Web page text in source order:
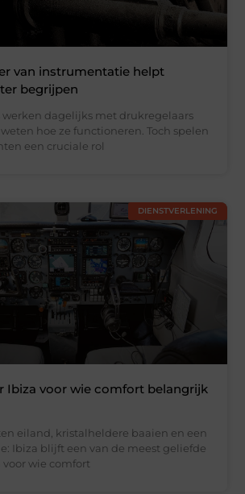
van instrumentatie helpt
begrijpen
werken dagelijks met drukregelaars
hoe ze functioneren. Toch spelen
een cruciale rol
DIENSTVERLENING
Ibiza voor wie comfort belangrijk
eiland, kristalheldere baaien en een
Ibiza blijft een van de meest geliefde
wie comfort